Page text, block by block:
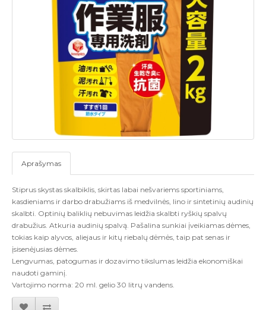
Aprašymas
Stiprus skystas skalbiklis, skirtas labai nešvariems sportiniams,
kasdieniams ir darbo drabužiams iš medvilnės, lino ir sintetinių audinių
skalbti. Optinių baliklių nebuvimas leidžia skalbti ryškių spalvų
drabužius. Atkuria audinių spalvą. Pašalina sunkiai įveikiamas dėmes,
tokias kaip alyvos, aliejaus ir kitų riebalų dėmės, taip pat senas ir
įsisenėjusias dėmes.
Lengvumas, patogumas ir dozavimo tikslumas leidžia ekonomiškai
naudoti gaminį.
Vartojimo norma: 20 ml. gelio 30 litrų vandens.